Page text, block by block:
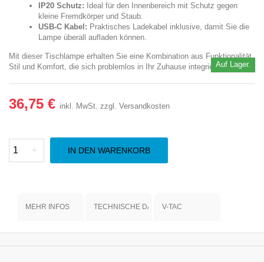
IP20 Schutz: Ideal für den Innenbereich mit Schutz gegen
kleine Fremdkörper und Staub.
USB-C Kabel: Praktisches Ladekabel inklusive, damit Sie die
Lampe überall aufladen können.
Mit dieser Tischlampe erhalten Sie eine Kombination aus Funktionalität,
Stil und Komfort, die sich problemlos in Ihr Zuhause integrieren lässt.
Auf Lager.
36,75 € inkl. MwSt. zzgl. Versandkosten
- + IN DEN WARENKORB
MEHR INFOS TECHNISCHE DATENV-TAC